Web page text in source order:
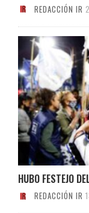
REDACCIÓN IR
HUBO FESTEJO
REDACCIÓN IR